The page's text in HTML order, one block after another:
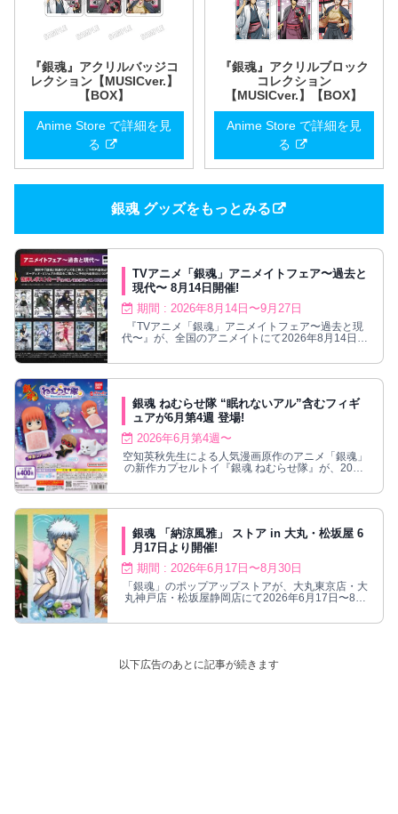
『銀魂』アクリルバッジコ
レクション【MUSICver.】
【BOX】
Anime Store で詳細を見
る
『銀魂』アクリルブロック
コレクション
【MUSICver.】【BOX】
Anime Store で詳細を見
る
銀魂 グッズをもっとみる
TVアニメ「銀魂」アニメイトフェア〜過去と
現代〜 8月14日開催!
期間 : 2026年8月14日〜9月27日
『TVアニメ「銀魂」アニメイトフェア〜過去と現
代〜』が、全国のアニメイトにて2026年8月14日〜
銀魂 ねむらせ隊 “眠れないアル”含むフィギ
ュアが6月第4週 登場!
2026年6月第4週〜
空知英秋先生による人気漫画原作のアニメ「銀魂」
の新作カプセルトイ『銀魂 ねむらせ隊』が、2026
銀魂 「納涼風雅」 ストア in 大丸・松坂屋 6
月17日より開催!
期間 : 2026年6月17日〜8月30日
「銀魂」のポップアップストアが、大丸東京店・大
丸神戸店・松坂屋静岡店にて2026年6月17日〜8月
以下広告のあとに記事が続きます